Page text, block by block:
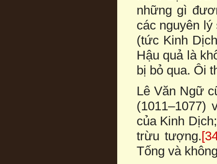
những gì
các nguyên
(tức Kinh
Hậu quả là
bị bỏ qua. Ôi
Lê Văn Ngữ
(1011–1077)
của Kinh
trừu tượng.
Tống và